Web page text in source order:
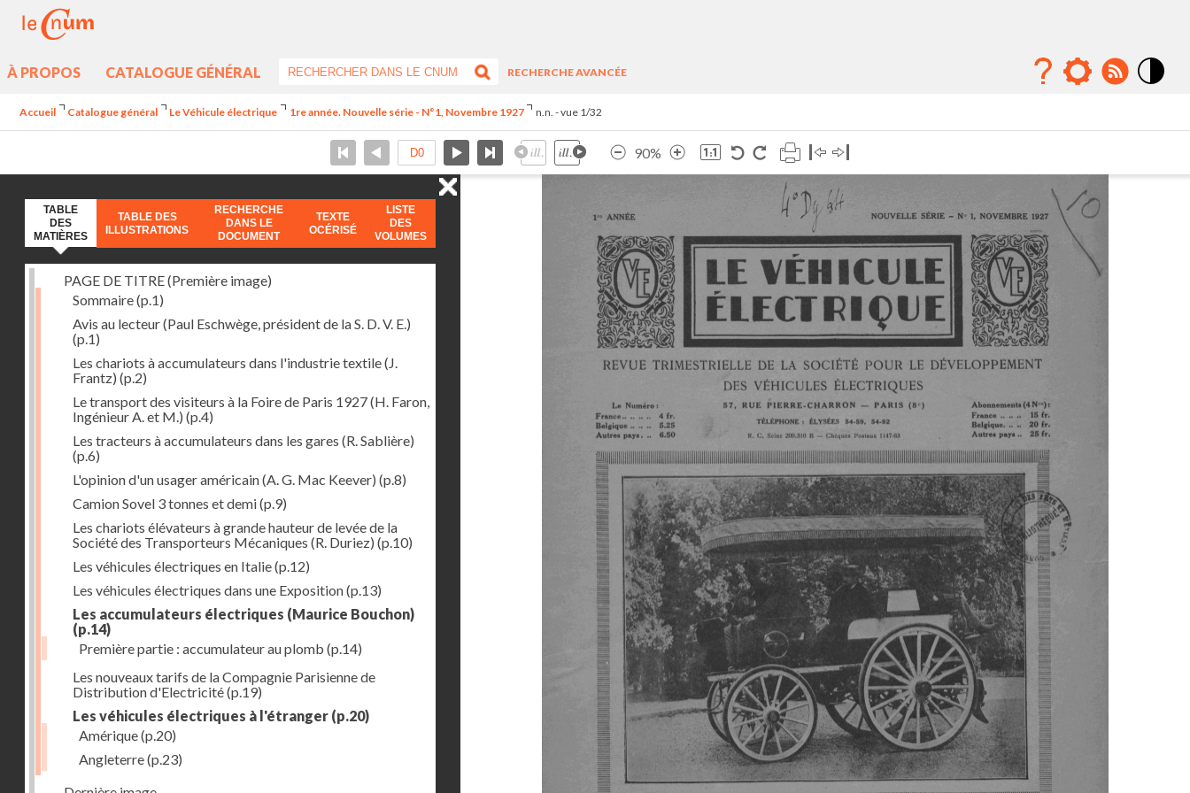
À PROPOS CATALOGUE GÉNÉRAL
RECHERCHE AVANCÉE
Accueil Catalogue général Le Véhicule électrique 1re année. Nouvelle série - N°1, Novembre 1927 n.n. - vue 1/32
90%
TABLE
DES
MATIÈRES
TABLE DES
ILLUSTRATIONS
RECHERCHE
DANS LE
DOCUMENT
TEXTE
OCÉRISÉ
LISTE
DES
VOLUMES
PAGE DE TITRE (Première image)
Sommaire(p.1)
Avis au lecteur (Paul Eschwège, président de la S. D. V. E.)
(p.1)
Les chariots à accumulateurs dans l'industrie textile (J.
Frantz) (p.2)
Le transport des visiteurs à la Foire de Paris 1927 (H. Faron,
Ingénieur A. et M.) (p.4)
Les tracteurs à accumulateurs dans les gares (R. Sablière)
(p.6)
L'opinion d'un usager américain (A. G. Mac Keever) (p.8)
Camion Sovel 3 tonnes et demi(p.9)
Les chariots élévateurs à grande hauteur de levée de la
Société des Transporteurs Mécaniques (R. Duriez) (p.10)
Les véhicules électriques en Italie(p.12)
Les véhicules électriques dans une Exposition(p.13)
Les accumulateurs électriques (Maurice Bouchon)
(p.14)
Première partie : accumulateur au plomb (p.14)
Les nouveaux tarifs de la Compagnie Parisienne de
Distribution d'Electricité(p.19)
Les véhicules électriques à l'étranger (p.20)
Amérique(p.20)
Angleterre(p.23)